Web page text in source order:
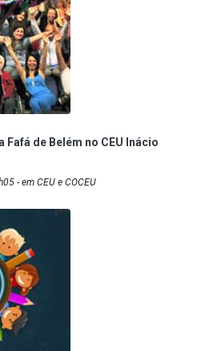
de Belém no CEU Inácio
- em CEU e COCEU